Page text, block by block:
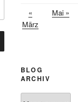
«
März
Mai »
BLOG
ARCHIV